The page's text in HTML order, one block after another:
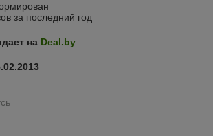
за последний год
на Deal.by